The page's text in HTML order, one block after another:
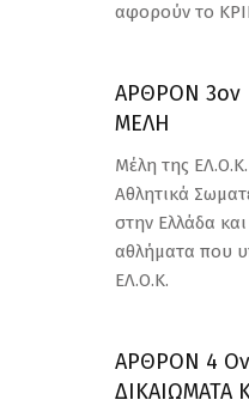
αφορούν το
ΑΡΘΡΟΝ 3ον
ΜΕΛΗ
Μέλη της ΕΛ.Ο.Κ.
Αθλητικά
στην Ελλάδα
αθλήματα που
ΕΛ.Ο.Κ.
ΑΡΘΡΟΝ 4 Ον
ΔΙΚΑΙΩΜΑΤΑ